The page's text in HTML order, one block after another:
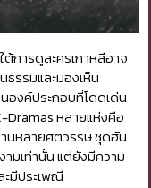
การดูละครเกาหลีอาจ
รรมและมองเห็น
องค์ประกอบที่โดดเด่น
หลายแห่งคือ
นหลายศตวรรษ ชุดฮัน
ามเท่านั้น แต่ยังมีความ
มีประเพณี